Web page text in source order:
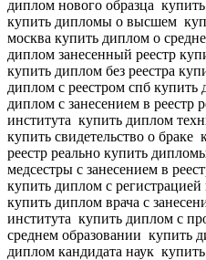
диплом нового образца
купить дипломы о высшем
москва купить диплом о
диплом занесенный реестр
купить диплом без реестра
диплом с реестром спб
диплом с занесением в реестр
института купить диплом
купить свидетельство о браке
реестр реально купить
медсестры с занесением в
купить диплом с регистрацией
купить диплом врача с
института купить диплом с
среднем образовании купить
диплом кандидата наук